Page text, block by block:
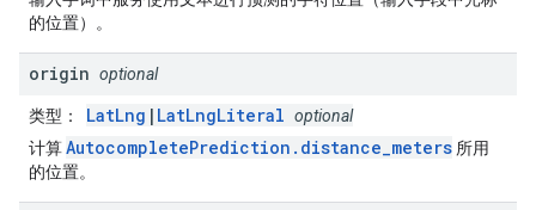
的位置）。
origin optional
类型 ： LatLng | LatLngLiteral optional
计算AutocompletePrediction.distance_meters 所用
的位置。